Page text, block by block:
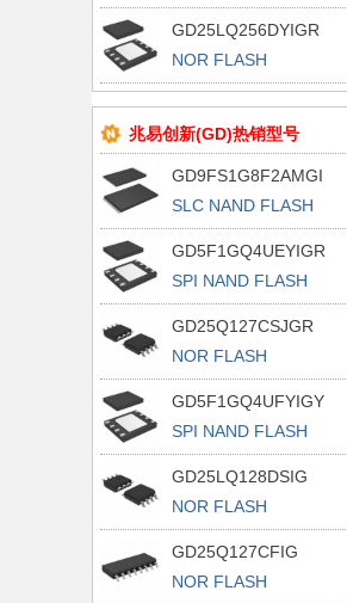
GD25LQ256DYIGR
NOR FLASH
兆易创新(GD)热销型号
GD9FS1G8F2AMGI
SLC NAND FLASH
GD5F1GQ4UEYIGR
SPI NAND FLASH
GD25Q127CSJGR
NOR FLASH
GD5F1GQ4UFYIGY
SPI NAND FLASH
GD25LQ128DSIG
NOR FLASH
GD25Q127CFIG
NOR FLASH